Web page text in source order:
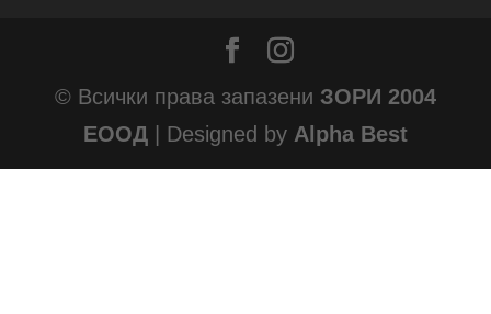
© Всички права запазени ЗОРИ 2004
ЕООД | Designed by Alpha Best